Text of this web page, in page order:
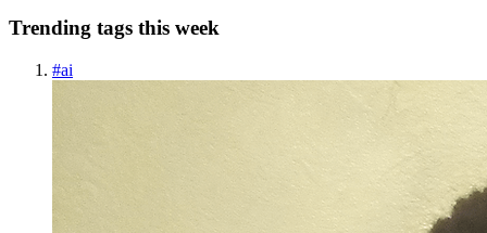
Trending tags this week
#ai